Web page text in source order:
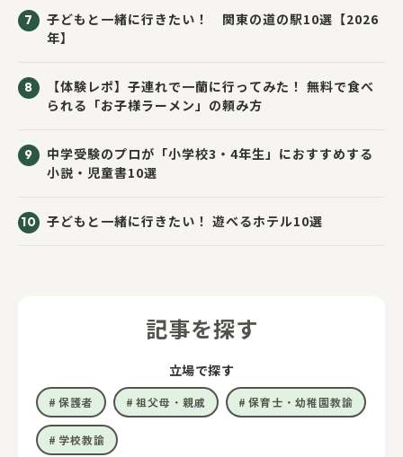
子どもと一緒に行きたい！ 関東の道の駅10選【2026
年】
【体験レポ】子連れで一蘭に行ってみた！ 無料で食べ
られる「お子様ラーメン」の頼み方
中学受験のプロが「小学校3・4年生」におすすめする
小説・児童書10選
子どもと一緒に行きたい！ 遊べるホテル10選
記事を探す
立場で探す
保護者 祖父母・親戚 保育士・幼稚園教諭
学校教諭